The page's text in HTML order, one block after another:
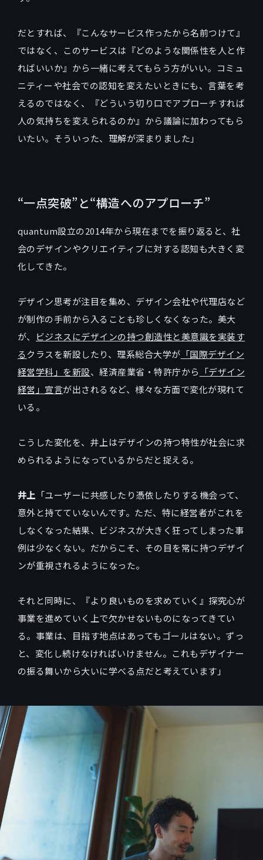
だとすれば、『こんなサービス作ったから名前つけて』
ではなく、このサービスは『どのような関係性を人と作
ればいいか』から一緒に考えてもらう方がいい。コミュ
ニティーや社会での認知を変えたいときにも、言葉を考
えるのではなく、『どういう切り口でアプローチすれば
人の気持ちを変えられるのか』から議論に加わってもら
いたい。そういった、理解が深まりました」
“一点突破”と“構造へのアプローチ”
quantum設立の2014年から現在までを振り返ると、社
会のデザインやクリエイティブに対する認知も大きく変
化してきた。
デザイン思考が注目を集め、デザイン会社や代理店など
が制作の手前から入ることも珍しくなくなった。美大
が、 ビジネスにデザインの持つ創造性と美意識を実装す
るクラスを新設したり、理系総合大学が 「国際デザイン
経営学科」を新設、経済産業省・特許庁から 「デザイン
経営」宣言が出されるなど、様々な方面で変化が現れて
いる。
こうした変化を、井上はデザインの持つ特性が社会に求
められるようになっているからだと捉える。
井上 「ユーザーに共感したり憑依したりする機会って、
意外と持てていないんです。ただ、特に経営者がこれを
しなくなった結果、ビジネスが大きく狂ってしまった事
例は少なくない。だからこそ、その目を常に持つデザイ
ンが重視されるようになった。
それと同時に、『より良いものを求めていく』探究心が
事業を進めていく上で欠かせないものになってきてい
る。事業は、目指す地点はあってもゴールはない。ずっ
と、変化し続けなければいけません。これもデザイナー
の振る舞いから大いに学べる点だと考えています」